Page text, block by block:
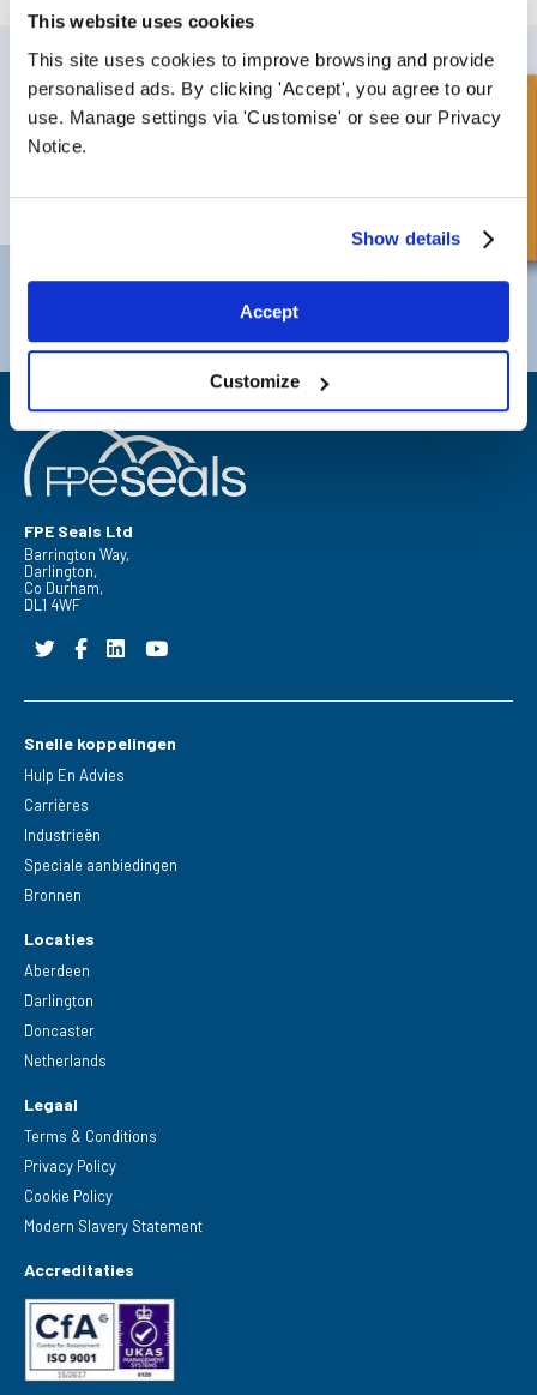
This website uses cookies
This site uses cookies to improve browsing and provide
personalised ads. By clicking 'Accept', you agree to our
use. Manage settings via 'Customise' or see our Privacy
Notice.
Show details
Accept
Customize
SCHRIJF JE IN VOOR ONZE NIEUWSBRIEF
Vergeet u niet te abonneren op onze nieuwsbrief om informatie te
ontvangen over onze laatste speciale aanbiedingen en nieuwe
producten.
ABONNEREN
Darlington
+44 (0) 1325 282732
Doncaster
FPE Seals Ltd
Barrington Way,
Darlington,
Co Durham,
DL1 4WF
Snelle koppelingen
Hulp En Advies
Carrières
Industrieën
Speciale aanbiedingen
Bronnen
Locaties
Aberdeen
Darlington
Doncaster
Netherlands
Legaal
Terms & Conditions
Privacy Policy
Cookie Policy
Modern Slavery Statement
Accreditaties
Snel onderzoek